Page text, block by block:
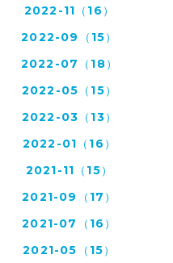
2022-11（16）
2022-09（15）
2022-07（18）
2022-05（15）
2022-03（13）
2022-01（16）
2021-11（15）
2021-09（17）
2021-07（16）
2021-05（15）